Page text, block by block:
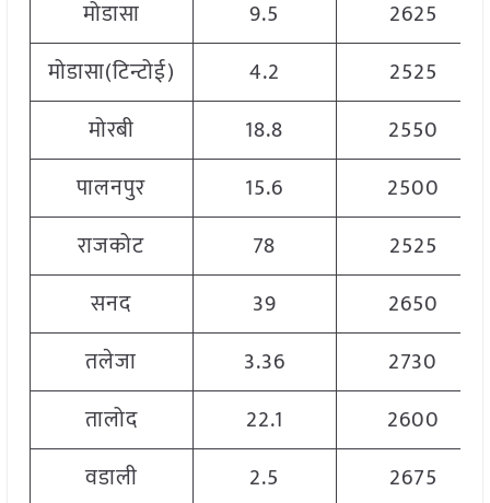
मोडासा
9.5
2625
मोडासा(टिन्टोई)
4.2
2525
मोरबी
18.8
2550
पालनपुर
15.6
2500
राजकोट
78
2525
सनद
39
2650
तलेजा
3.36
2730
तालोद
22.1
2600
वडाली
2.5
2675